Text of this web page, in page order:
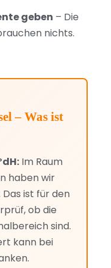
geben – Die
nichts.
– Was ist
Im Raum
haben wir
ist für den
ob die
sind.
kann bei